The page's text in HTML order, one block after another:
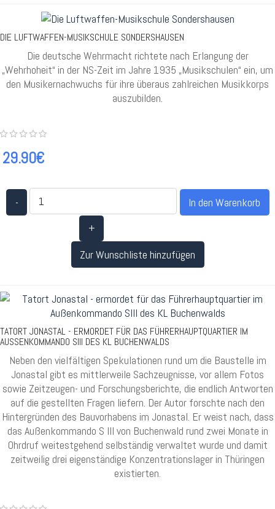
DIE LUFTWAFFEN-MUSIKSCHULE SONDERSHAUSEN
Die deutsche Wehrmacht richtete nach Erlangung der
„Wehrhoheit“ in der NS-Zeit im Jahre 1935 „Musikschulen“ ein, um
den Musikernachwuchs für ihre überaus zahlreichen Musikkorps
auszubilden.
29.90€
-
+
Zur Wunschliste hinzufügen
TATORT JONASTAL - ERMORDET FÜR DAS FÜHRERHAUPTQUARTIER IM
AUSSENKOMMANDO SIII DES KL BUCHENWALDS
Neben den vielfältigen Spekulationen rund um die Baustelle im
Jonastal gibt es mittlerweile Sachzeugnisse, vor allem Fotos
sowie Zeitzeugen- und Forschungsberichte, die endlich Antworten
auf die gestellten Fragen liefern. Der Autor forschte nach den
Hintergründen des Bauvorhabens im Jonastal. Er weist nach, dass
das Außenkommando S III von Buchenwald rund zwei Monate in
Ohrdruf weitestgehend selbständig verwaltet wurde und damit
zeitweilig drei eigenständige Konzentrationslager in Thüringen
existierten.